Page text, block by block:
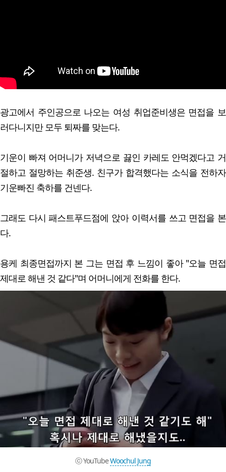
광고에서 주인공으로 나오는 여성 취업준비생은 면접을 보
러다니지만 모두 퇴짜를 맞는다.
기운이 빠져 어머니가 저녁으로 끓인 카레도 안먹겠다고 거
절하고 절망하는 취준생. 친구가 합격했다는 소식을 전하자
기운빠진 축하를 건넨다.
그래도 다시 패스트푸드점에 앉아 이력서를 쓰고 면접을 본
다.
용케 최종면접까지 본 그는 면접 후 느낌이 좋아 "오늘 면접
제대로 해낸 것 같다"며 어머니에게 전화를 한다.
ⓒ YouTubeWoochul Jung